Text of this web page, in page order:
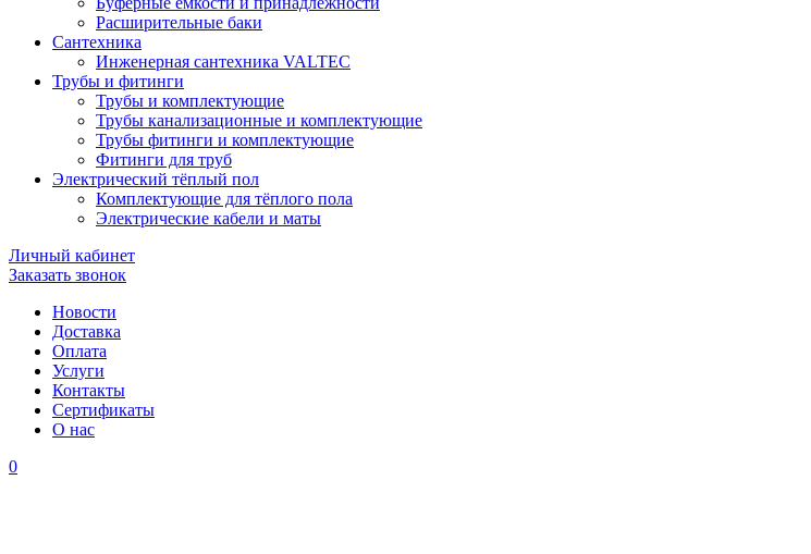
Расширительные баки
Сантехника
Инженерная сантехника VALTEC
Трубы и фитинги
Трубы и комплектующие
Трубы канализационные и комплектующие
Трубы фитинги и комплектующие
Фитинги для труб
Электрический тёплый пол
Комплектующие для тёплого пола
Электрические кабели и маты
Личный кабинет
Заказать звонок
Новости
Доставка
Оплата
Услуги
Контакты
Cертификаты
О нас
0